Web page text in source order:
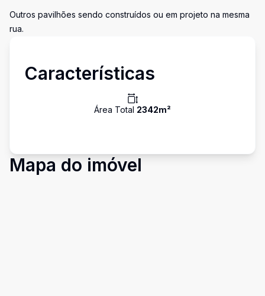
Outros pavilhões sendo construídos ou em projeto na mesma
rua.
Características
Área Total 2342m²
Mapa do imóvel